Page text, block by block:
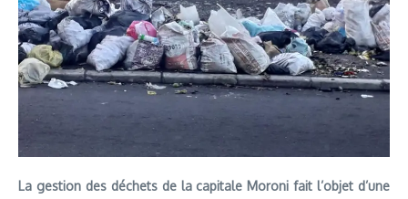
La gestion des déchets de la capitale Moroni fait l’objet d’une